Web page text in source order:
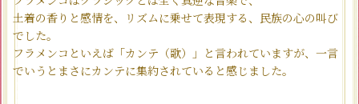
土着の香りと感情を、リズムに乗せて表現する、民族の心の叫び
でした。
フラメンコといえば「カンテ（歌）」と言われていますが、一言
でいうとまさにカンテに集約されていると感じました。